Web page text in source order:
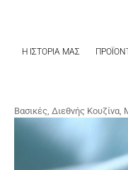
Η ΙΣΤΟΡΙΑ ΜΑΣ
Βασικές, Διεθνής Κουζίνα,